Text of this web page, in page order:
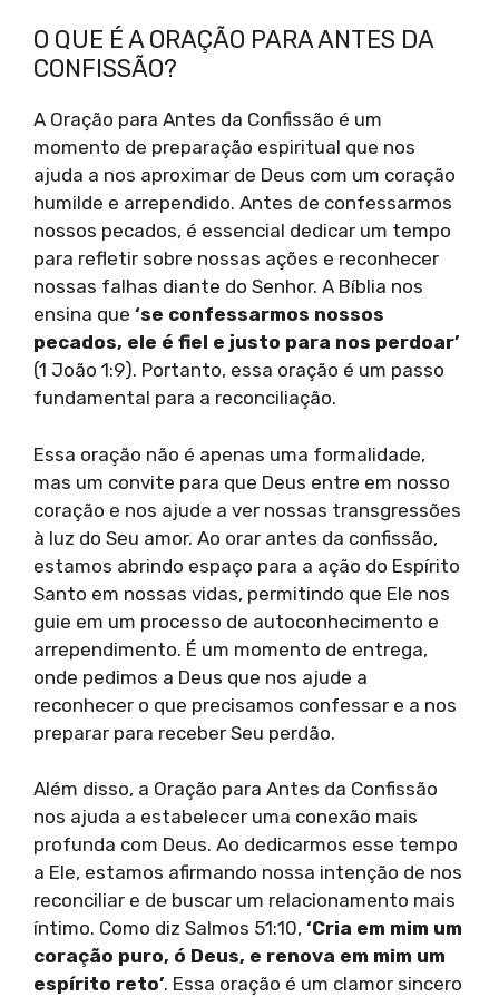
O QUE É A ORAÇÃO PARA ANTES DA
CONFISSÃO?
A Oração para Antes da Confissão é um
momento de preparação espiritual que nos
ajuda a nos aproximar de Deus com um coração
humilde e arrependido. Antes de confessarmos
nossos pecados, é essencial dedicar um tempo
para refletir sobre nossas ações e reconhecer
nossas falhas diante do Senhor. A Bíblia nos
ensina que ‘se confessarmos nossos
pecados, ele é fiel e justo para nos perdoar’
(1 João 1:9). Portanto, essa oração é um passo
fundamental para a reconciliação.
Essa oração não é apenas uma formalidade,
mas um convite para que Deus entre em nosso
coração e nos ajude a ver nossas transgressões
à luz do Seu amor. Ao orar antes da confissão,
estamos abrindo espaço para a ação do Espírito
Santo em nossas vidas, permitindo que Ele nos
guie em um processo de autoconhecimento e
arrependimento. É um momento de entrega,
onde pedimos a Deus que nos ajude a
reconhecer o que precisamos confessar e a nos
preparar para receber Seu perdão.
Além disso, a Oração para Antes da Confissão
nos ajuda a estabelecer uma conexão mais
profunda com Deus. Ao dedicarmos esse tempo
a Ele, estamos afirmando nossa intenção de nos
reconciliar e de buscar um relacionamento mais
íntimo. Como diz Salmos 51:10, ‘Cria em mim um
coração puro, ó Deus, e renova em mim um
espírito reto’. Essa oração é um clamor sincero